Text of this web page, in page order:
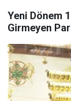
Yeni Dönem
Girmeyen